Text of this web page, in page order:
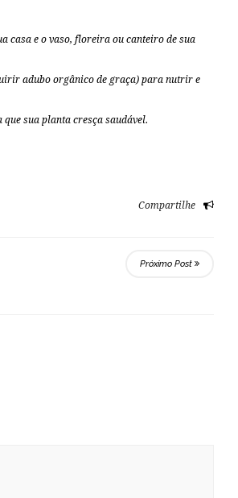
casa e o vaso, floreira ou canteiro de sua
adubo orgânico de graça) para nutrir e
sua planta cresça saudável.
Compartilhe
Próximo Post